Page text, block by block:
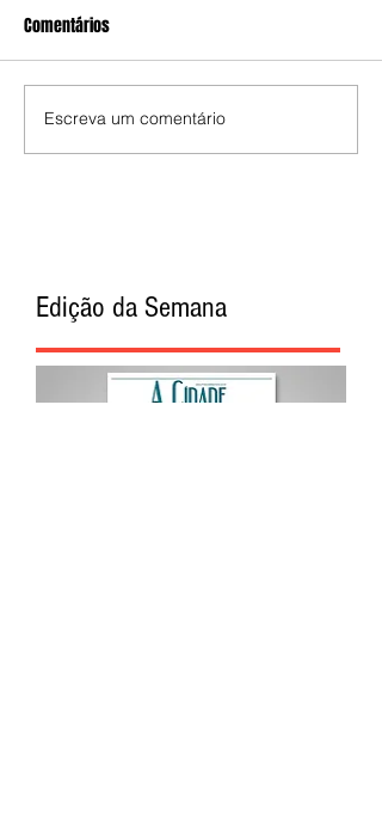
Comentários
Escreva um comentário
Edição da Semana